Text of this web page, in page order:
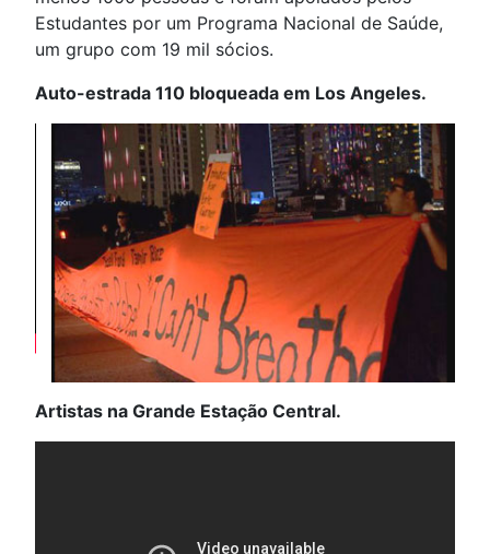
Estudantes por um Programa Nacional de Saúde,
um grupo com 19 mil sócios.
Auto-estrada 110 bloqueada em Los Angeles.
Artistas na Grande Estação Central.